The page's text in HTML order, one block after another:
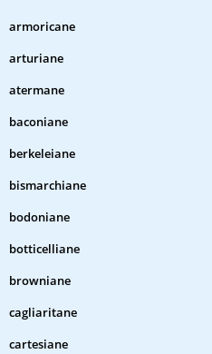
armoricane
arturiane
atermane
baconiane
berkeleiane
bismarchiane
bodoniane
botticelliane
browniane
cagliaritane
cartesiane